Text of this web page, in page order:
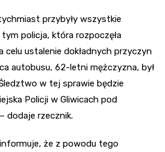
przybyły wszystkie
policja, która rozpoczęła
celu ustalenie dokładnych przyczyn
autobusu, 62-letni mężczyzna, był
w tej sprawie będzie
Policji w Gliwicach pod
dodaje rzecznik.
że z powodu tego